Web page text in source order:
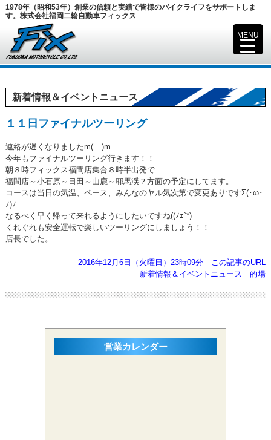
1978年（昭和53年）創業の信頼と実績で皆様のバイクライフをサポートしま
す。株式会社福岡二輪自動車フィックス
新着情報＆イベントニュース
１１日ファイナルツーリング
連絡が遅くなりましたm(__)m
今年もファイナルツーリング行きます！！
朝８時フィックス福間店集合８時半出発で
福間店～小石原～日田～山鹿～耶馬渓？方面の予定にしてます。
コースは当日の気温、ペース、みんなのヤル気次第で変更ありですΣ(･ω･
ﾉ)ﾉ
なるべく早く帰って来れるようにしたいですね((ﾉｪ`*)
くれぐれも安全運転で楽しいツーリングにしましょう！！
店長でした。
2016年12月6日（火曜日）23時09分
この記事のURL
新着情報＆イベントニュース
的場
営業カレンダー
MENU
▼